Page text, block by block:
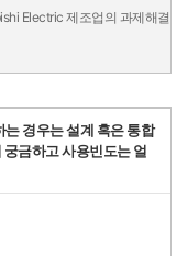
Electric 제조업의 과제해결
경우는 설계 혹은 통합
금하고 사용빈도는 얼